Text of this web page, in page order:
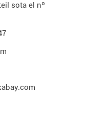
sota el nº